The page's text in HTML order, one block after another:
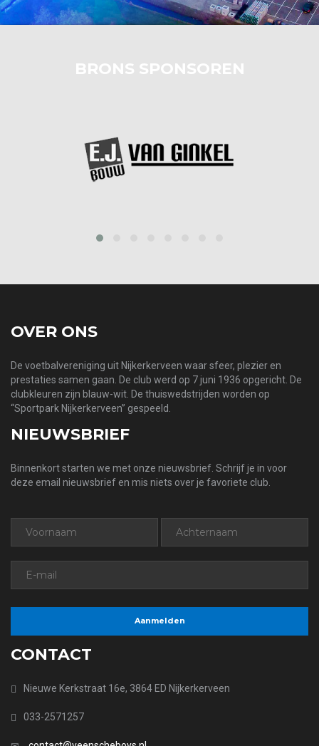
BRONS SPONSOREN
OVER ONS
De voetbalvereniging uit Nijkerkerveen waar sfeer, plezier en
prestaties samen gaan. De club werd op 7 juni 1936 opgericht. De
clubkleuren zijn blauw-wit. De thuiswedstrijden worden op
“Sportpark Nijkerkerveen” gespeeld.
NIEUWSBRIEF
Binnenkort starten we met onze nieuwsbrief. Schrijf je in voor
deze email nieuwsbrief en mis niets over je favoriete club.
CONTACT
Nieuwe Kerkstraat 16e, 3864 ED Nijkerkerveen
033-2571257